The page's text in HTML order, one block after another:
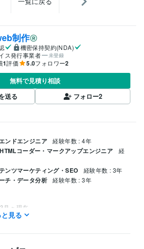
制作
機密保持契約(NDA)
ス発行事業者
未登録
1評価 5.0フォロワー2
無料で見積り相談
送る
フォロー2
ンドエンジニア 経験年数 : 4年
コーダー・マークアップエンジニア
経
ンツマーケティング・SEO 経験年数 : 3年
チ・データ分析 経験年数 : 3年
月 ~ 現在
年PHP:4年Sass:4年
見る